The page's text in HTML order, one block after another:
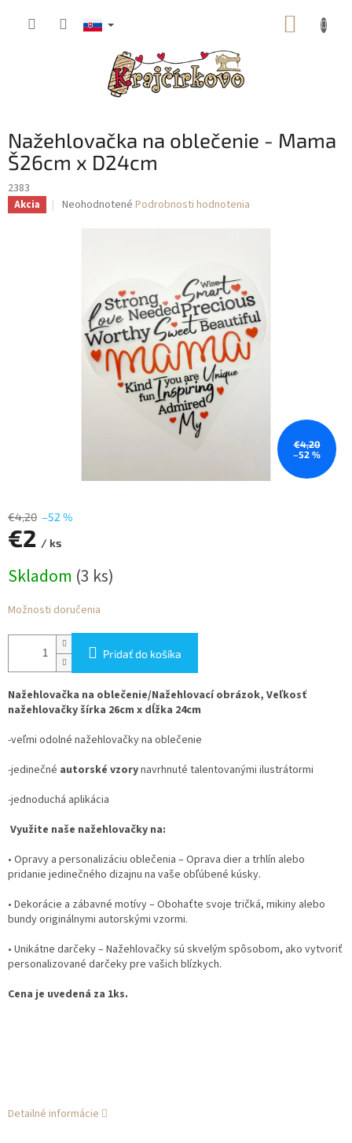
Nažehlovačka na oblečenie - Mama
Š26cm x D24cm
2383
Akcia
Priemerné
hviezdičiek.
Neohodnotené Podrobnosti hodnotenia
€4,20
–52 %
€4,20 –52 %
€2 / ks
cena:
Skladom (3 ks)
Možnosti doručenia
Pridať do košíka
Nažehlovačka na oblečenie/Nažehlovací obrázok, Veľkosť
nažehlovačky šírka 26cm x dĺžka 24cm
-veľmi odolné nažehlovačky na oblečenie
-jedinečné autorské vzorynavrhnuté talentovanými ilustrátormi
-jednoduchá aplikácia
Využite naše nažehlovačky na:
• Opravy a personalizáciu oblečenia – Oprava dier a trhlín alebo
pridanie jedinečného dizajnu na vaše obľúbené kúsky.
• Dekorácie a zábavné motívy– Obohaťte svoje tričká, mikiny alebo
bundy originálnymi autorskými vzormi.
• Unikátne darčeky– Nažehlovačky sú skvelým spôsobom, ako vytvoriť
personalizované darčeky pre vašich blízkych.
Cena je uvedená za 1ks.
Detailné informácie